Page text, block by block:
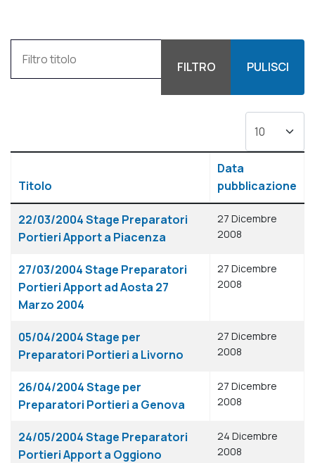
FILTRO PULISCI
Titolo
Data
pubblicazione
22/03/2004 Stage Preparatori
Portieri Apport a Piacenza
27 Dicembre
2008
27/03/2004 Stage Preparatori
Portieri Apport ad Aosta 27
Marzo 2004
27 Dicembre
2008
05/04/2004 Stage per
Preparatori Portieri a Livorno
27 Dicembre
2008
26/04/2004 Stage per
Preparatori Portieri a Genova
27 Dicembre
2008
24/05/2004 Stage Preparatori
Portieri Apport a Oggiono
24 Dicembre
2008